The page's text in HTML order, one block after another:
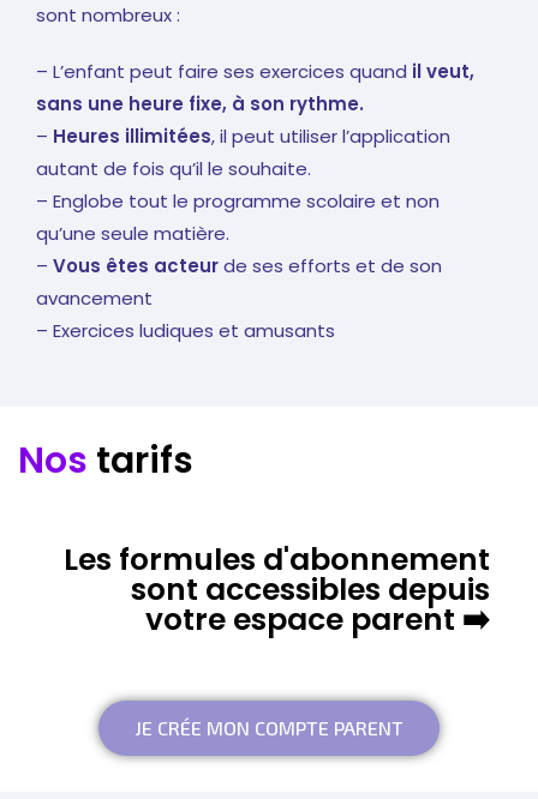
sont nombreux :
– L’enfant peut faire ses exercices quand il veut,
sans une heure fixe, à son rythme.
– Heures illimitées, il peut utiliser l’application
autant de fois qu’il le souhaite.
– Englobe tout le programme scolaire et non
qu’une seule matière.
– Vous êtes acteurde ses efforts et de son
avancement
– Exercices ludiques et amusants
Nos tarifs
Les formules d'abonnement
sont accessibles depuis
votre espace parent ➡️
JE CRÉE MON COMPTE PARENT